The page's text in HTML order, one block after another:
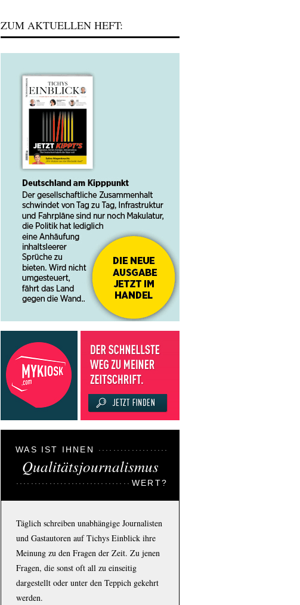
ZUM AKTUELLEN HEFT:
WAS IST IHNEN
Qualitätsjournalismus
WERT?
Täglich schreiben unabhängige Journalisten
und Gastautoren auf Tichys Einblick ihre
Meinung zu den Fragen der Zeit. Zu jenen
Fragen, die sonst oft all zu einseitig
dargestellt oder unter den Teppich gekehrt
werden.